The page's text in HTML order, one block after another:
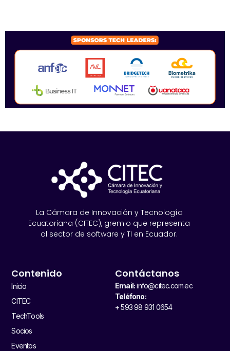
La Cámara de Innovación y Tecnología
Ecuatoriana (CITEC), gremio que representa
al sector de software y TI en Ecuador.
Contenido
Inicio
CITEC
TechTools
Socios
Eventos
Contáctanos
Email:info@citec.com.ec
Teléfono:
+ 593 98 931 0654